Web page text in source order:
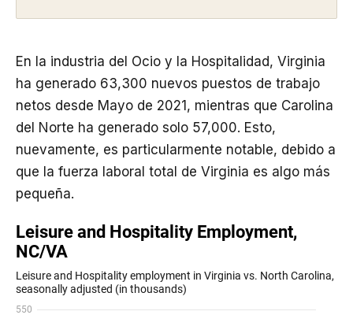
En la industria del Ocio y la Hospitalidad, Virginia
ha generado 63,300 nuevos puestos de trabajo
netos desde Mayo de 2021, mientras que Carolina
del Norte ha generado solo 57,000. Esto,
nuevamente, es particularmente notable, debido a
que la fuerza laboral total de Virginia es algo más
pequeña.